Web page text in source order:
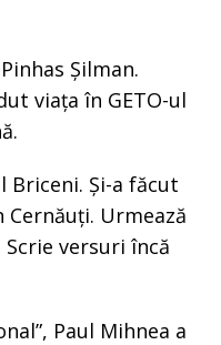
Șilman.
viața în GETO-ul
Briceni. Și-a făcut
Urmează
versuri încă
Paul Mihnea a